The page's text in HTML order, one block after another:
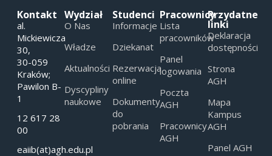
Kontakt
al.
Mickiewicza
30,
30-059
Kraków;
Pawilon B-
1
12 617 28
00
eaiib(at)agh.edu.pl
Wydział
O Nas
Władze
Aktualności
Dyscypliny
naukowe
Studenci
Informacje
Dziekanat
Rezerwacja
online
Dokumenty
do
pobrania
Pracownicy
Lista
pracowników
Panel
logowania
Poczta
AGH
Pracownicy
AGH
Przydatne
linki
Deklaracja
dostępności
Strona
AGH
Mapa
Kampus
AGH
Panel AGH